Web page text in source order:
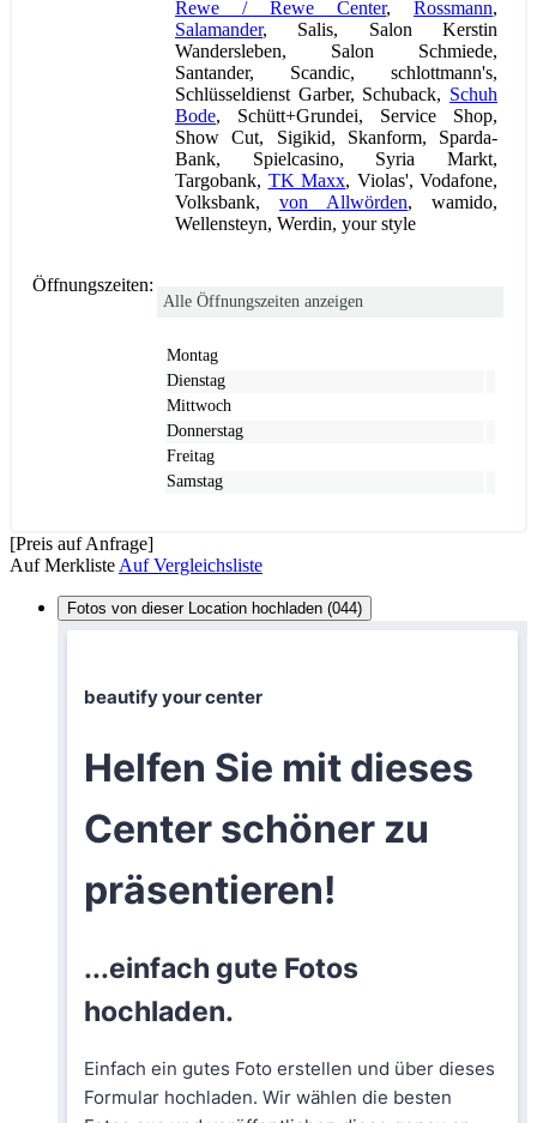
Rewe / Rewe Center, Rossmann,
Salamander, Salis, Salon Kerstin
Wandersleben, Salon Schmiede,
Santander, Scandic, schlottmann's,
Schlüsseldienst Garber, Schuback, Schuh
Bode, Schütt+Grundei, Service Shop,
Show Cut, Sigikid, Skanform, Sparda-
Bank, Spielcasino, Syria Markt,
Targobank, TK Maxx, Violas', Vodafone,
Volksbank, von Allwörden, wamido,
Wellensteyn, Werdin, your style
Öffnungszeiten:
Alle Öffnungszeiten anzeigen
Montag
Dienstag
Mittwoch
Donnerstag
Freitag
Samstag
[Preis auf Anfrage]
Auf Merkliste Auf Vergleichsliste
Fotos von dieser Location hochladen (044)